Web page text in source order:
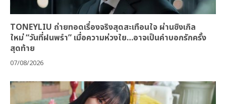
TONEYLIU ถ่ายทอดเรื่องจริงสุดสะเทือนใจ ผ่านซิงเกิล
ใหม่ “วันที่ฝนพรำ” เมื่อความห่วงใย…อาจเป็นคำบอกรักครั้ง
สุดท้าย
07/08/2026